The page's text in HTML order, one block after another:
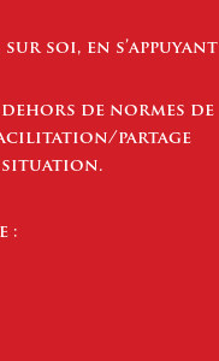
soi, en s’appuyant
de normes de
partage
situation.
: